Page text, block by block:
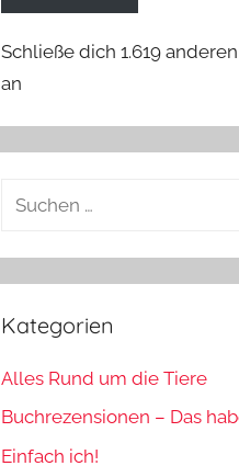
Schließe dich 1.619
an
Suchen
Kategorien
Alles Rund um die Tiere
Buchrezensionen – Das
Einfach ich!